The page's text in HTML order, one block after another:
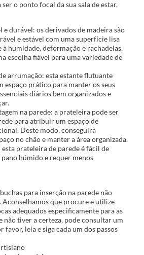
o ponto focal da sua sala de estar,
e durável: os derivados de madeira são
e estável com uma superfície lisa
à humidade, deformação e rachadelas,
escolha fiável para uma variedade de
arrumação: esta estante flutuante
espaço prático para manter os seus
diários bem organizados e
na parede: a prateleira pode ser
para atribuir um espaço de
Deste modo, conseguirá
no chão e manter a área organizada.
prateleira de parede é fácil de
húmido e requer menos
para inserção na parede não
Aconselhamos que procure e utilize
adequados especificamente para as
não tiver a certeza, pode consultar um
favor, leia e siga cada um dos passos